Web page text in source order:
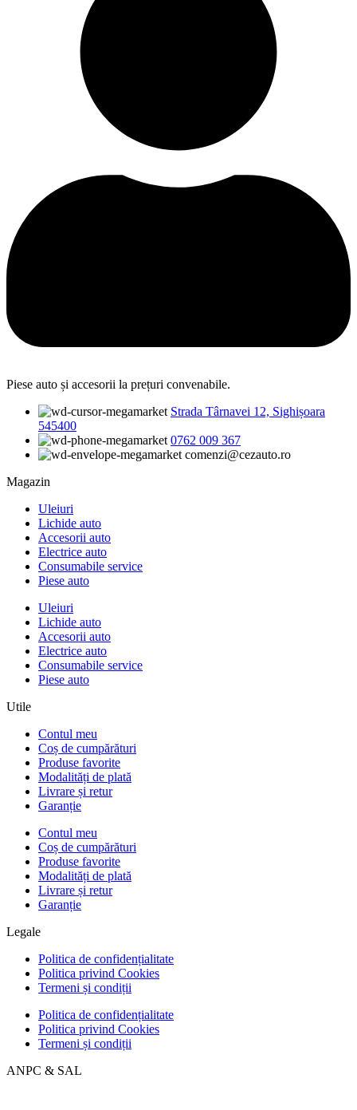
Piese auto și accesorii la prețuri convenabile.
Strada Târnavei 12, Sighișoara
545400
0762 009 367
comenzi@cezauto.ro
Magazin
Uleiuri
Lichide auto
Accesorii auto
Electrice auto
Consumabile service
Piese auto
Uleiuri
Lichide auto
Accesorii auto
Electrice auto
Consumabile service
Piese auto
Utile
Contul meu
Coș de cumpărături
Produse favorite
Modalități de plată
Livrare și retur
Garanție
Contul meu
Coș de cumpărături
Produse favorite
Modalități de plată
Livrare și retur
Garanție
Legale
Politica de confidențialitate
Politica privind Cookies
Termeni și condiții
Politica de confidențialitate
Politica privind Cookies
Termeni și condiții
ANPC & SAL